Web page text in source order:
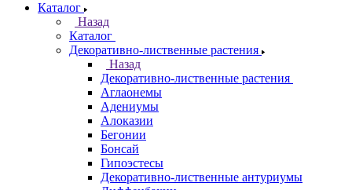
Каталог
Назад
Каталог
Декоративно-лиственные растения
Назад
Декоративно-лиственные растения
Аглаонемы
Адениумы
Алоказии
Бегонии
Бонсай
Гипоэстесы
Декоративно-лиственные антуриумы